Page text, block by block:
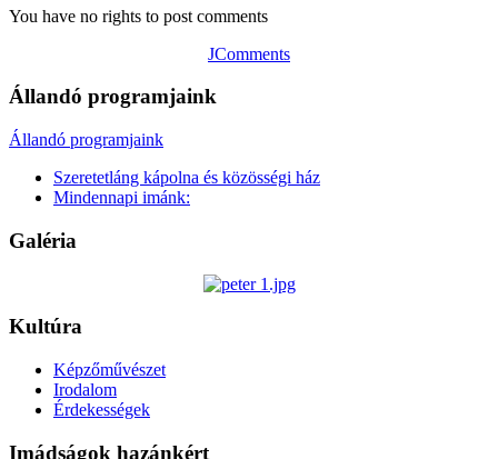
You have no rights to post comments
JComments
Állandó programjaink
Állandó programjaink
Szeretetláng kápolna és közösségi ház
Mindennapi imánk:
Galéria
Kultúra
Képzőművészet
Irodalom
Érdekességek
Imádságok hazánkért